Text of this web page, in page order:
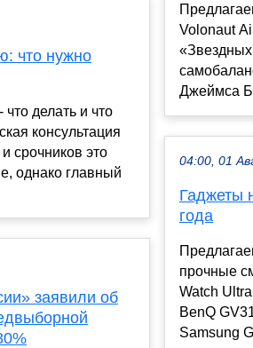
что нужно
делать и что
срочников это
однако главный
заявили об
Volonaut
Джеймса
04:00, 01
Гаджеты
года
прочные
Watch
BenQ
Samsung